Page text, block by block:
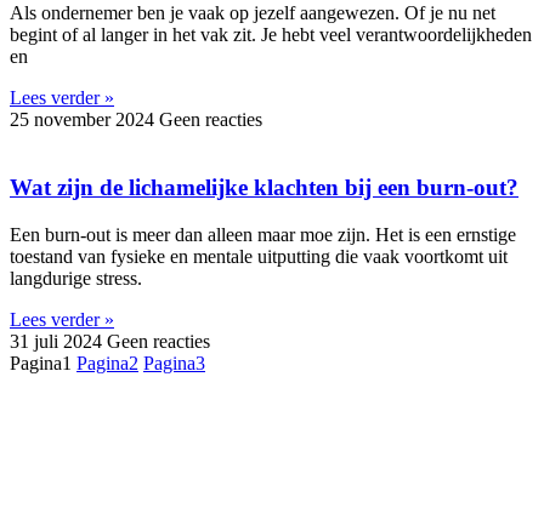
Als ondernemer ben je vaak op jezelf aangewezen. Of je nu net
begint of al langer in het vak zit. Je hebt veel verantwoordelijkheden
en
Lees verder »
25 november 2024 Geen reacties
Wat zijn de lichamelijke klachten bij een burn-out?
Een burn-out is meer dan alleen maar moe zijn. Het is een ernstige
toestand van fysieke en mentale uitputting die vaak voortkomt uit
langdurige stress.
Lees verder »
31 juli 2024 Geen reacties
Pagina1 Pagina2 Pagina3